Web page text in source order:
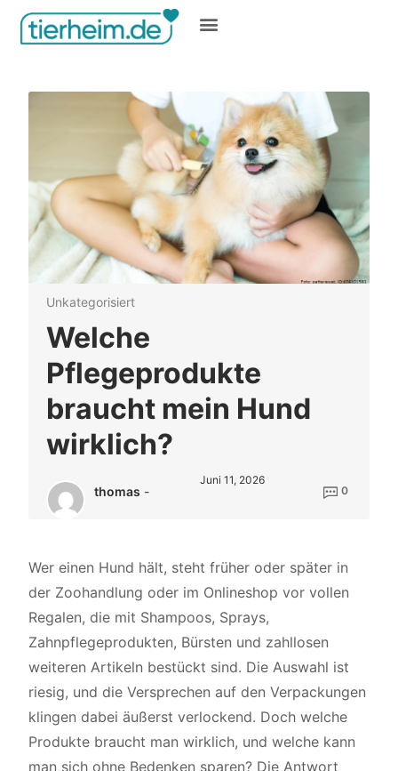
Unkategorisiert
Welche
Pflegeprodukte
braucht mein Hund
wirklich?
thomas -
Juni 11, 2026
0
Wer einen Hund hält, steht früher oder später in
der Zoohandlung oder im Onlineshop vor vollen
Regalen, die mit Shampoos, Sprays,
Zahnpflegeprodukten, Bürsten und zahllosen
weiteren Artikeln bestückt sind. Die Auswahl ist
riesig, und die Versprechen auf den Verpackungen
klingen dabei äußerst verlockend. Doch welche
Produkte braucht man wirklich, und welche kann
man sich ohne Bedenken sparen? Die Antwort